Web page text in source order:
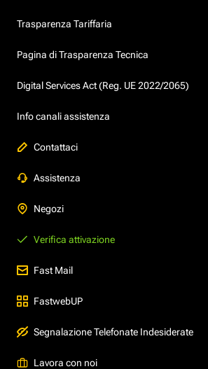
Trasparenza Tariffaria
Pagina di Trasparenza Tecnica
Digital Services Act (Reg. UE 2022/2065)
Info canali assistenza
Contattaci
Assistenza
Negozi
Verifica attivazione
Fast Mail
FastwebUP
Segnalazione Telefonate Indesiderate
Lavora con noi